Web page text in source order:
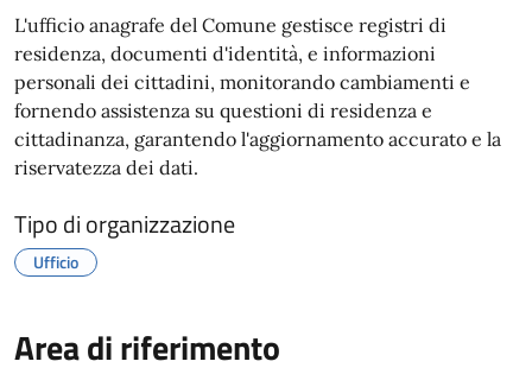
L'ufficio anagrafe del Comune gestisce registri di
residenza, documenti d'identità, e informazioni
personali dei cittadini, monitorando cambiamenti e
fornendo assistenza su questioni di residenza e
cittadinanza, garantendo l'aggiornamento accurato e la
riservatezza dei dati.
Tipo di organizzazione
Ufficio
Area di riferimento